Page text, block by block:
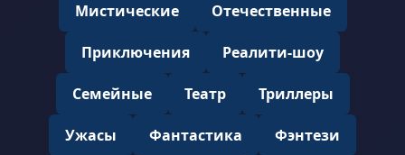
Мистические Отечественные
Приключения Реалити-шоу
Семейные Театр Триллеры
Ужасы Фантастика Фэнтези